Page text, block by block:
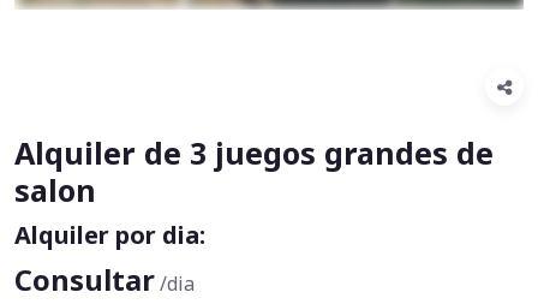
Alquiler de 3 juegos grandes de
salon
Alquiler por dia:
Consultar/dia